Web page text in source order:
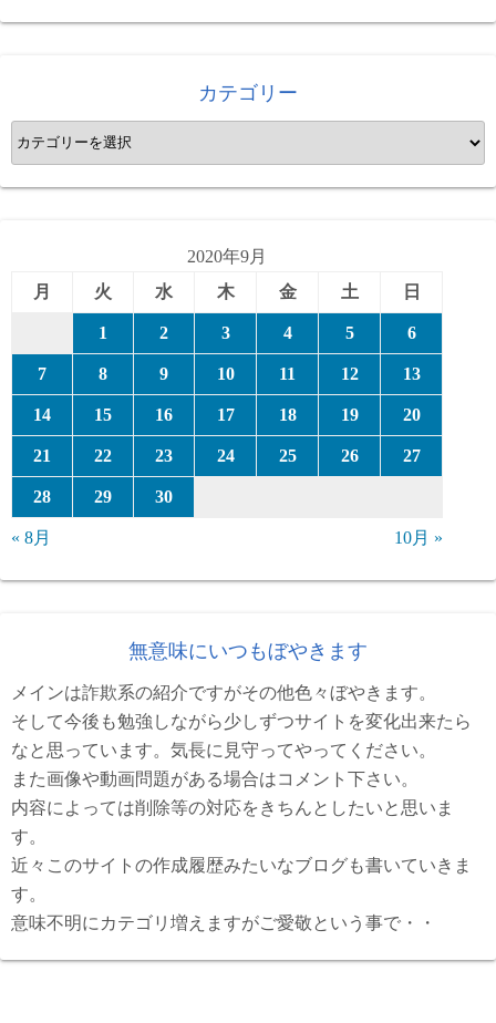
カテゴリー
カ
テ
ゴ
2020年9月
月
火 水 木 金 土 日
1 2 3 4 5 6
7 8 9 10 11 12 13
14 15 16 17 18 19 20
21 22 23 24 25 26 27
28 29 30
« 8月 10月 »
無意味にいつもぼやきます
メインは詐欺系の紹介ですがその他色々ぼやきます。
そして今後も勉強しながら少しずつサイトを変化出来たら
なと思っています。気長に見守ってやってください。
また画像や動画問題がある場合はコメント下さい。
内容によっては削除等の対応をきちんとしたいと思いま
す。
近々このサイトの作成履歴みたいなブログも書いていきま
す。
意味不明にカテゴリ増えますがご愛敬という事で・・